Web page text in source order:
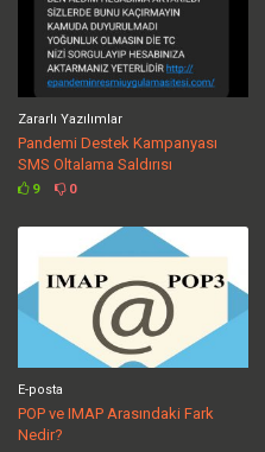
Zararlı Yazılımlar
Pandemi Destek Kampanyası
SMS Oltalama Saldırısı
9 0
E-posta
POP ve IMAP Arasındaki Fark
Nedir?